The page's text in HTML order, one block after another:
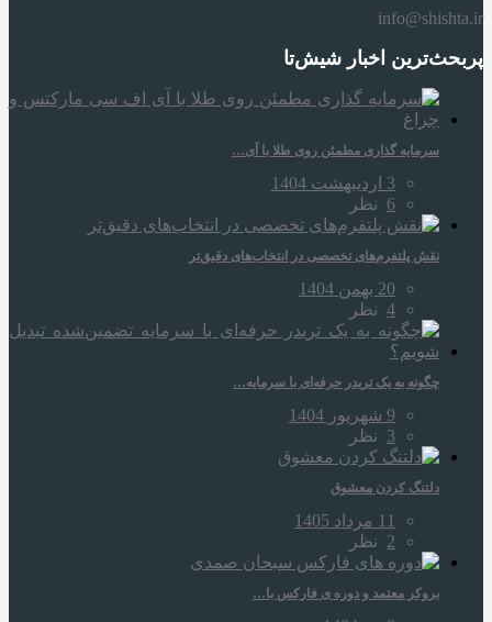
info@shishta.ir
پربحث‌ترین اخبار شیش‌تا
سرمایه‌ گذاری مطمئن روی طلا با آی…
3 اردیبهشت 1404
6 نظر
نقش پلتفرم‌های تخصصی در انتخاب‌های دقیق‌تر
20 بهمن 1404
4 نظر
چگونه به یک تریدر حرفه‌ای با سرمایه…
9 شهریور 1404
3 نظر
دلتنگ کردن معشوق
11 مرداد 1405
2 نظر
بروکر معتمد و دوره‌ ی فارکس با…